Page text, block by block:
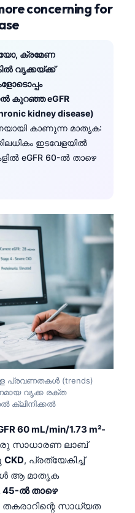
concerning for
ക്രമേണ
വൃക്കയ്ക്ക്
കുറഞ്ഞ eGFR
kidney disease)
കാണുന്ന മാതൃക:
ഇടവേളയിൽ
eGFR 60-ൽ താഴെ
പ്രവണതകൾ (trends)
വൃക്ക രക്ത
ക്ലിനിക്കൽ
60 mL/min/1.73 m²-
സാധാരണ ലാബ്
CKD, പ്രത്യേകിച്ച്
ആ മാതൃക
45-ൽ താഴെ
തകരാറിന്റെ സാധ്യത